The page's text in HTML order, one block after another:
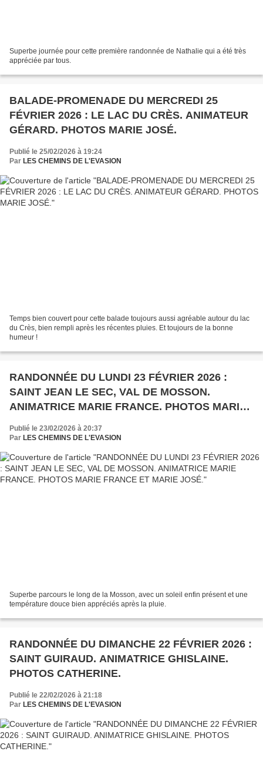
Superbe journée pour cette première randonnée de Nathalie qui a été très
appréciée par tous.
BALADE-PROMENADE DU MERCREDI 25
FÉVRIER 2026 : LE LAC DU CRÈS. ANIMATEUR
GÉRARD. PHOTOS MARIE JOSÉ.
Publié le 25/02/2026 à 19:24
Par LES CHEMINS DE L'EVASION
Temps bien couvert pour cette balade toujours aussi agréable autour du lac
du Crès, bien rempli après les récentes pluies. Et toujours de la bonne
humeur !
RANDONNÉE DU LUNDI 23 FÉVRIER 2026 :
SAINT JEAN LE SEC, VAL DE MOSSON.
ANIMATRICE MARIE FRANCE. PHOTOS MARIE
Publié le 23/02/2026 à 20:37
Par LES CHEMINS DE L'EVASION
Superbe parcours le long de la Mosson, avec un soleil enfin présent et une
température douce bien appréciés après la pluie.
RANDONNÉE DU DIMANCHE 22 FÉVRIER 2026 :
SAINT GUIRAUD. ANIMATRICE GHISLAINE.
PHOTOS CATHERINE.
Publié le 22/02/2026 à 21:18
Par LES CHEMINS DE L'EVASION